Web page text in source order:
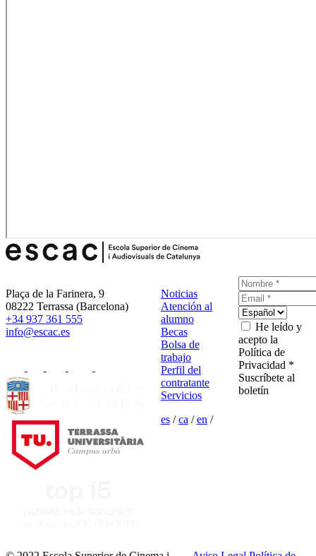
Plaça de la Farinera, 9
08222 Terrassa (Barcelona)
+34 937 361 555
info@escac.es
Noticias
Atención al
alumno
Becas
Bolsa de
trabajo
Perfil del
contratante
Servicios
es/ca /en /
He leído y
acepto la
Política de
Privacidad *
Suscríbete al
boletín